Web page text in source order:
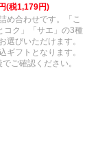
(税1,179円)
め合わせです。「こ
コク」「サエ」の3種
選びいただけます。
ギフトとなります。
ご確認ください。